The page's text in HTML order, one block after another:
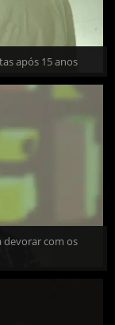
após 15 anos
devorar com os